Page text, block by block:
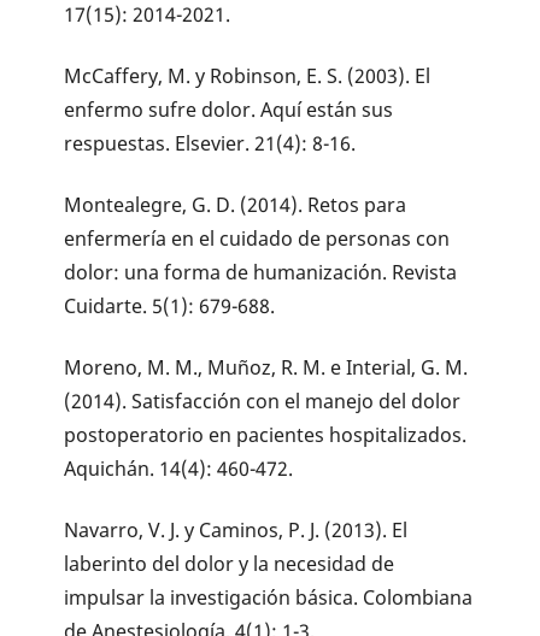
17(15): 2014-2021.
McCaffery, M. y Robinson, E. S. (2003). El
enfermo sufre dolor. Aquí están sus
respuestas. Elsevier. 21(4): 8-16.
Montealegre, G. D. (2014). Retos para
enfermería en el cuidado de personas con
dolor: una forma de humanización. Revista
Cuidarte. 5(1): 679-688.
Moreno, M. M., Muñoz, R. M. e Interial, G. M.
(2014). Satisfacción con el manejo del dolor
postoperatorio en pacientes hospitalizados.
Aquichán. 14(4): 460-472.
Navarro, V. J. y Caminos, P. J. (2013). El
laberinto del dolor y la necesidad de
impulsar la investigación básica. Colombiana
de Anestesiología. 4(1): 1-3.